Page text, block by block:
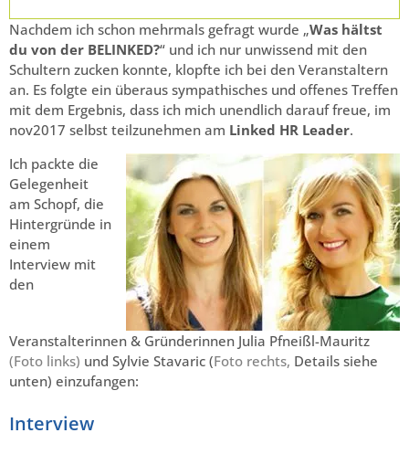
Nachdem ich schon mehrmals gefragt wurde „Was hältst
du von der BELINKED?“ und ich nur unwissend mit den
Schultern zucken konnte, klopfte ich bei den Veranstaltern
an. Es folgte ein überaus sympathisches und offenes Treffen
mit dem Ergebnis, dass ich mich unendlich darauf freue, im
nov2017 selbst teilzunehmen am Linked HR Leader.
Ich packte die
Gelegenheit
am Schopf, die
Hintergründe in
einem
Interview mit
den
Veranstalterinnen & Gründerinnen Julia Pfneißl-Mauritz
(Foto links) und Sylvie Stavaric (Foto rechts, Details siehe
unten) einzufangen:
Interview